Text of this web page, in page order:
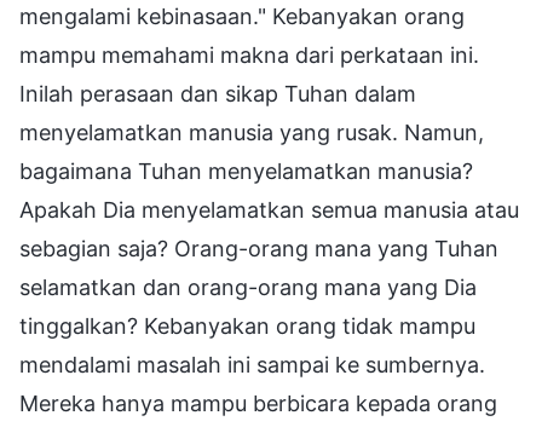
mengalami kebinasaan." Kebanyakan orang
mampu memahami makna dari perkataan ini.
Inilah perasaan dan sikap Tuhan dalam
menyelamatkan manusia yang rusak. Namun,
bagaimana Tuhan menyelamatkan manusia?
Apakah Dia menyelamatkan semua manusia atau
sebagian saja? Orang-orang mana yang Tuhan
selamatkan dan orang-orang mana yang Dia
tinggalkan? Kebanyakan orang tidak mampu
mendalami masalah ini sampai ke sumbernya.
Mereka hanya mampu berbicara kepada orang